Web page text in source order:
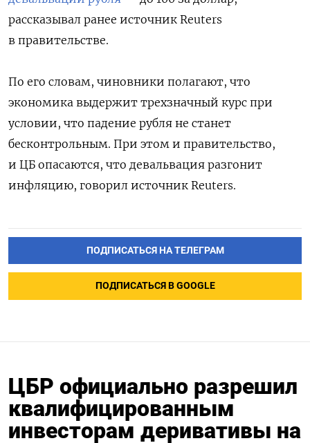
рассказывал ранее источник Reuters
в правительстве.
По его словам, чиновники полагают, что
экономика выдержит трехзначный курс при
условии, что падение рубля не станет
бесконтрольным. При этом и правительство,
и ЦБ опасаются, что девальвация разгонит
инфляцию, говорил источник Reuters.
ПОДПИСАТЬСЯ НА ТЕЛЕГРАМ
ПОДПИСАТЬСЯ В GOOGLE
ЦБР официально разрешил
квалифицированным
инвесторам деривативы на